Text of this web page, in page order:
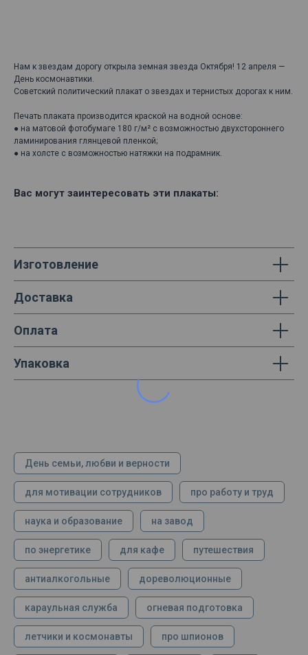
Нам к звездам дорогу открыла земная звезда Октября! 12 апреля —
День космонавтики.
Советский политический плакат о звездах и тернистых дорогах к ним.
Печать плаката производится краской на водной основе:
● на матовой фотобумаге 180 г/м² с возможностью двухстороннего
ламинирования глянцевой пленкой;
● на холсте с возможностью натяжки на подрамник.
Вас могут заинтересовать эти плакаты:
Изготовление
Доставка
Оплата
Упаковка
День семьи, любви и верности
для мотивации сотрудников про работу и труд
наука и образование на завод
по энергетике для кафе путешествия
антиалкогольные дореволюционные
караульная служба огневая подготовка
летчики и космонавты про шпионов